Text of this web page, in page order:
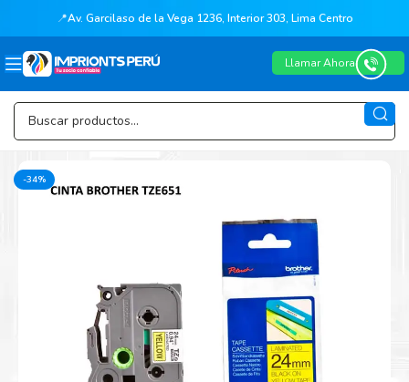
📍Av. Garcilaso de la Vega 1236, Interior 303, Lima Centro
Llamar Ahora
-34%